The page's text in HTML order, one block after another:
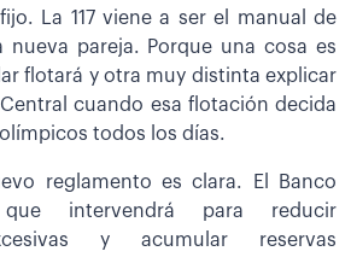
La 117 viene a ser el manual de
pareja. Porque una cosa es
flotará y otra muy distinta explicar
cuando esa flotación decida
todos los días.
reglamento es clara. El Banco
intervendrá para reducir
y acumular reservas